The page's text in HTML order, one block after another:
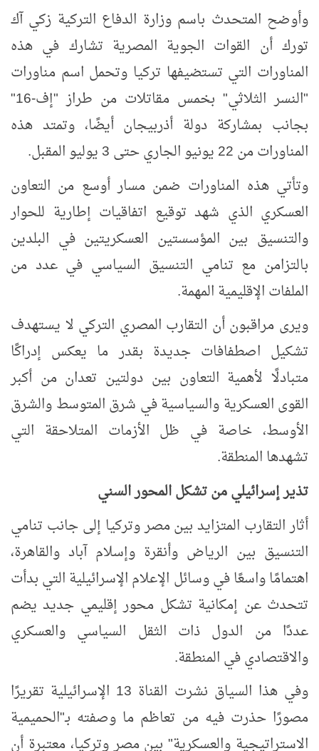
وأوضح المتحدث باسم وزارة الدفاع التركية زكي آك
تورك أن القوات الجوية المصرية تشارك في هذه
المناورات التي تستضيفها تركيا وتحمل اسم مناورات
"النسر الثلاثي" بخمس مقاتلات من طراز "إف-16
"
بجانب بمشاركة دولة أذربيجان أيضًا، وتمتد هذه
المناورات من22يونيو الجاري حتى3يوليو المقبل.
وتأتي هذه المناورات ضمن مسار أوسع من التعاون
العسكري الذي شهد توقيع اتفاقيات إطارية للحوار
والتنسيق بين المؤسستين العسكريتين في البلدين
بالتزامن مع تنامي التنسيق السياسي في عدد من
الملفات الإقليمية المهمة.
ويرى مراقبون أن التقارب المصري التركي لا يستهدف
تشكيل اصطفافات جديدة بقدر ما يعكس إدراكًا
متبادلًا لأهمية التعاون بين دولتين تعدان من أكبر
القوى العسكرية والسياسية في شرق المتوسط والشرق
الأوسط، خاصة في ظل الأزمات المتلاحقة التي
تشهدها المنطقة.
تذير إسرائيلي من تشكل المحور السني
أثار التقارب المتزايد بين مصر وتركيا إلى جانب تنامي
التنسيق بين الرياض وأنقرة وإسلام آباد والقاهرة،
اهتمامًا واسعًا في وسائل الإعلام الإسرائيلية التي بدأت
تتحدث عن إمكانية تشكل محور إقليمي جديد يضم
عددًا من الدول ذات الثقل السياسي والعسكري
والاقتصادي في المنطقة.
وفي هذا السياق نشرت القناة 13 الإسرائيلية تقريرًا
مصورًا حذرت فيه من تعاظم ما وصفته بـ"الحميمية
الاستراتيجية والعسكرية" بين مصر وتركيا، معتبرة أن